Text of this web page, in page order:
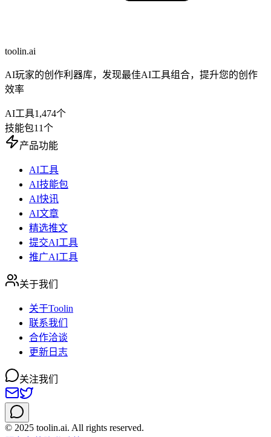
toolin.ai
AI玩家的创作利器库，发现最佳AI工具组合，提升您的创作
效率
AI工具1,474个
技能包11个
产品功能
AI工具
AI技能包
AI快讯
AI文章
精选推文
提交AI工具
推广AI工具
关于我们
关于Toolin
联系我们
合作洽谈
更新日志
关注我们
© 2025 toolin.ai. All rights reserved.